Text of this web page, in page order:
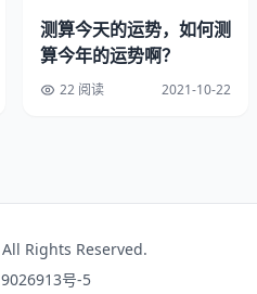
字用作人名字中，寓意名主
人；“峥”字五行山为土属性，
测算今天的运势，如何测
算今年的运势啊？
22 阅读 2021-10-22
Rights Reserved.
号-5